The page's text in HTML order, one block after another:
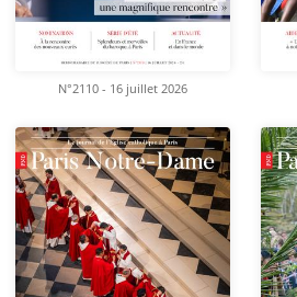
N°2110 - 16 juillet 2026